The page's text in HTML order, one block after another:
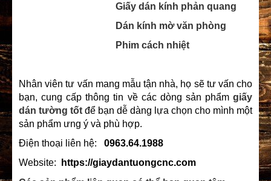
Giấy dán kính phản quang
Dán kính mờ văn phòng
Phim cách nhiệt
Nhân viên tư vấn mang mẫu tận nhà, họ sẽ tư vấn cho
bạn, cung cấp thông tin về các dòng sản phẩm giấy
dán tường tốt để bạn dễ dàng lựa chọn cho mình một
sản phẩm ưng ý và phù hợp.
Điện thoại liên hệ: 0963.64.1988
Website:
https://giaydantuongcnc.com